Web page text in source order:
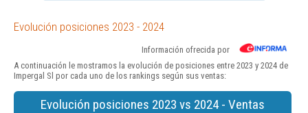
Evolución posiciones 2023 - 2024
Información ofrecida por
A continuación le mostramos la evolución de posiciones entre 2023 y 2024 de
Impergal Sl por cada uno de los rankings según sus ventas:
Evolución posiciones 2023 vs 2024 - Ventas